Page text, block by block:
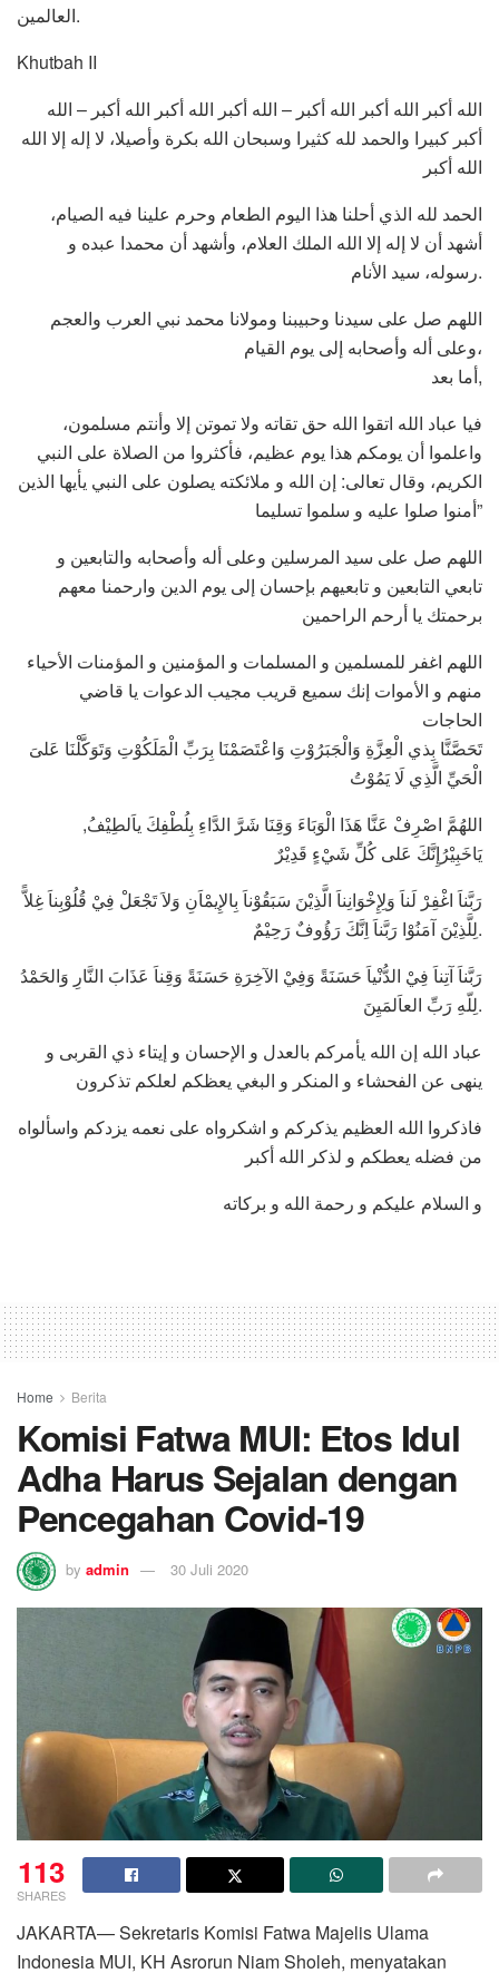
العالمين.
Khutbah II
الله أكبر الله أكبر الله أكبر – الله أكبر الله أكبر الله أكبر – الله
أكبر كبيرا والحمد لله كثيرا وسبحان الله بكرة وأصيلا، لا إله إلا الله
الله أكبر
الحمد لله الذي أحلنا هذا اليوم الطعام وحرم علينا فيه الصيام،
أشهد أن لا إله إلا الله الملك العلام، وأشهد أن محمدا عبده و
رسوله، سيد الأنام.
اللهم صل على سيدنا وحبيبنا ومولانا محمد نبي العرب والعجم
وعلى أله وأصحابه إلى يوم القيام،
أما بعد,
فيا عباد الله اتقوا الله حق تقاته ولا تموتن إلا وأنتم مسلمون،
واعلموا أن يومكم هذا يوم عظيم، فأكثروا من الصلاة على النبي
الكريم، وقال تعالى: إن الله و ملائكته يصلون على النبي يأيها الذين
أمنوا صلوا عليه و سلموا تسليما”
اللهم صل على سيد المرسلين وعلى أله وأصحابه والتابعين و
تابعي التابعين و تابعيهم بإحسان إلى يوم الدين وارحمنا معهم
برحمتك يا أرحم الراحمين
اللهم اغفر للمسلمين و المسلمات و المؤمنين و المؤمنات الأحياء
منهم و الأموات إنك سميع قريب مجيب الدعوات يا قاضي
الحاجات
تَحَصَّنَّا بِذي الْعِزَّةِ وَالْجَبَرُوْتِ وَاعْتَصَمْنَا بِرَبِّ الْمَلَكُوْتِ وَتَوَكَّلْنَا عَلىَ
الْحَيِّ الَّذِي لَا يَمُوْتُ
,اللهُمَّ اصْرِفْ عَنَّا هَذَا الْوَبَاءَ وَقِنَا شَرَّ الدَّاءِ بِلُطْفِكَ ياَلطِيْفُ
يَاخَبِيْرُإِنَّكَ عَلى كُلِّ شَيْءٍ قَدِيْرٌ
رَبَّناَ اغْفِرْ لَناَ وَلِإِخْوَانِناَ الَّذِيْنَ سَبَقُوْناَ بِالإِيمْاَنِ وَلاَ تَجْعَلْ فِيْ قُلُوْبِناَ غِلاًّ
لِلَّذِيْنَ آمَنُوْا رَبَّناَ اِنَّكَ رَؤُوفٌ رَحِيْمٌ.
رَبَّناَ آتِناَ فِيْ الدُّنْياَ حَسَنَةً وَفِيْ الآخِرَةِ حَسَنَةً وَقِناَ عَذَابَ النَّارِ وَالحَمْدُ
لِلّهِ رَبِّ العاَلمَيِنَ.
عباد الله إن الله يأمركم بالعدل و الإحسان و إيتاء ذي القربى و
ينهى عن الفحشاء و المنكر و البغي يعظكم لعلكم تذكرون
فاذكروا الله العظيم يذكركم و اشكرواه على نعمه يزدكم واسألواه
من فضله يعطكم و لذكر الله أكبر
و السلام عليكم و رحمة الله و بركاته
Home Berita
Komisi Fatwa MUI: Etos Idul
Adha Harus Sejalan dengan
Pencegahan Covid-19
by admin 30 Juli 2020
113
SHARES
JAKARTA— Sekretaris Komisi Fatwa Majelis Ulama
Indonesia MUI, KH Asrorun Niam Sholeh, menyatakan